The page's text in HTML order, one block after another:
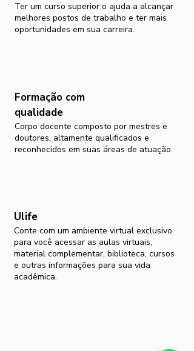
Ter um curso superior o ajuda a alcançar
melhores postos de trabalho e ter mais
oportunidades em sua carreira.
Formação com
qualidade
Corpo docente composto por mestres e
doutores, altamente qualificados e
reconhecidos em suas áreas de atuação.
Ulife
Conte com um ambiente virtual exclusivo
para você acessar as aulas virtuais,
material complementar, biblioteca, cursos
e outras informações para sua vida
acadêmica.